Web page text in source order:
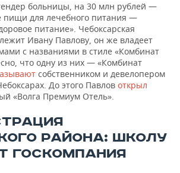
больницы, на 30 млн рублей —
пищи для лечебного питания —
питание». Чебоксарская
Ивану Павлову, он же владеет
с названиями в стиле «Комбинат
что одну из них — «Комбинат
собственником и девелопером
До этого Павлов открыл
«Волга Премиум Отель».
РАЙОНА: ШКОЛУ
ГОСКОМПАНИЯ